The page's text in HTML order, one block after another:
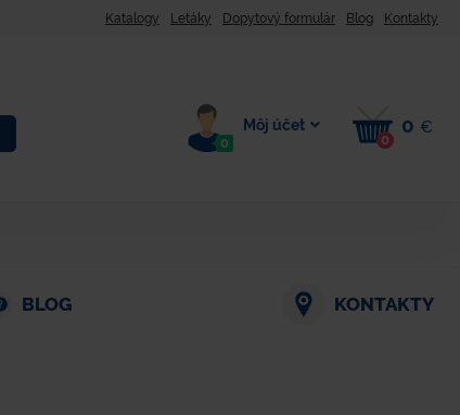
Katalogy Letáky Dopytový formulár Blog Kontakty
0
Môj účet
0
0 €
BLOG KONTAKTY